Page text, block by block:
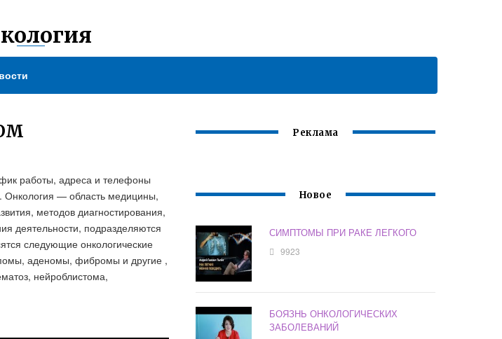
работы, адреса и телефоны
Онкология — область медицины,
методов диагностирования,
деятельности, подразделяются
следующие онкологические
аденомы, фибромы и другие ,
нейроблистома,
Реклама
Новое
СИМПТОМЫ ПРИ РАКЕ ЛЕГКОГО
9923
БОЯЗНЬ ОНКОЛОГИЧЕСКИХ
ЗАБОЛЕВАНИЙ